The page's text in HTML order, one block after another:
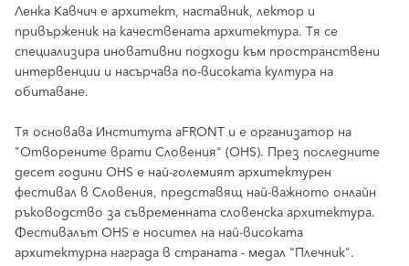
Ленка Кавчич е архитект, наставник, лектор и
привърженик на качествената архитектура. Тя се
специализира иновативни подходи към пространствени
интервенции и насърчава по-високата култура на
обитаване.
Тя основава Института aFRONT и е организатор на
"Отворените врати Словения" (OHS). През последните
десет години OHS е най-големият архитектурен
фестивал в Словения, представящ най-важното онлайн
ръководство за съвременната словенска архитектура.
Фестивалът OHS е носител на най-високата
архитектурна награда в страната - медал "Плечник".